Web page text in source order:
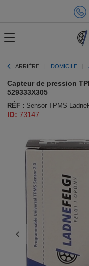
ARRIÈRE DOMICILE
Capteur de pression
529333X305
RÉF : Sensor TPMS
ID: 73147